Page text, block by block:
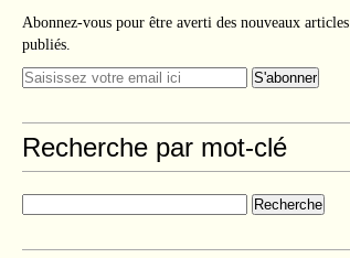
Abonnez-vous pour être averti des nouveaux articles
publiés.
Recherche par mot-clé